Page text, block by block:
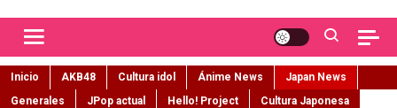
Inicio AKB48 Cultura idol Ánime News
Japan News
Generales
JPop actual Hello! Project
Cultura Japonesa